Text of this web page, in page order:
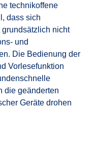
technikoffene
dass sich
grundsätzlich nicht
und
Die Bedienung der
Vorlesefunktion
die geänderten
Geräte drohen